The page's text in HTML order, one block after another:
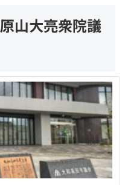
原山大亮衆院議